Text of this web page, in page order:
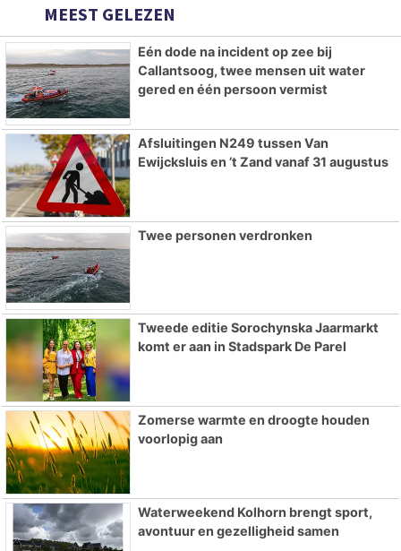
MEEST GELEZEN
Eén dode na incident op zee bij
Callantsoog, twee mensen uit water
gered en één persoon vermist
Afsluitingen N249 tussen Van
Ewijcksluis en ’t Zand vanaf 31 augustus
Twee personen verdronken
Tweede editie Sorochynska Jaarmarkt
komt er aan in Stadspark De Parel
Zomerse warmte en droogte houden
voorlopig aan
Waterweekend Kolhorn brengt sport,
avontuur en gezelligheid samen